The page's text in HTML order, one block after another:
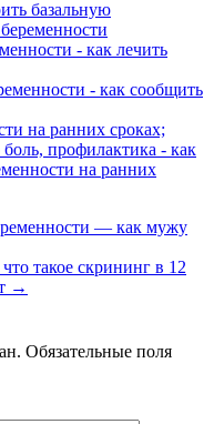
базальную
- как лечить
- как сообщить
на ранних сроках;
профилактика - как
на ранних
— как мужу
такое скрининг в 12
→
Обязательные поля